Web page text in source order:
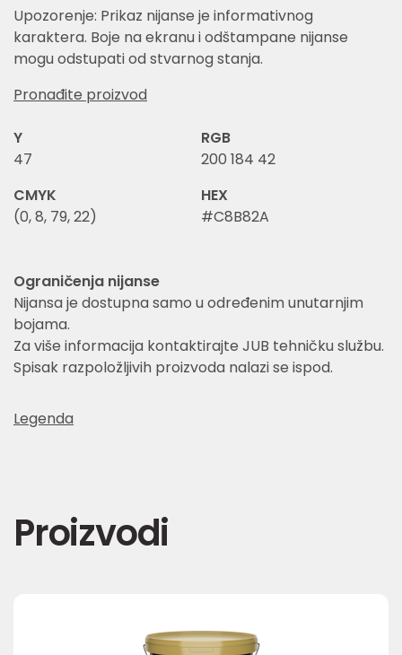
Upozorenje: Prikaz nijanse je informativnog
karaktera. Boje na ekranu i odštampane nijanse
mogu odstupati od stvarnog stanja.
Pronađite proizvod
Y
47
RGB
200 184 42
CMYK
(0, 8, 79, 22)
HEX
#C8B82A
Ograničenja nijanse
Nijansa je dostupna samo u određenim unutarnjim
bojama.
Za više informacija kontaktirajte JUB tehničku službu.
Spisak razpoložljivih proizvoda nalazi se ispod.
Legenda
Proizvodi